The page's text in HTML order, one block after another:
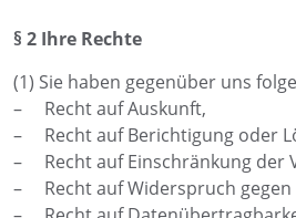
§ 2 Ihre Rechte
(1) Sie haben gegenüber uns
– Recht auf Auskunft,
– Recht auf Berichtigung oder
– Recht auf Einschränkung der
– Recht auf Widerspruch gegen